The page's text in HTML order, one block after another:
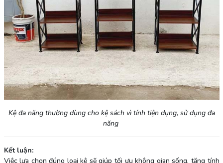
Kệ đa năng thường dùng cho kệ sách vì tính tiện dụng, sử dụng đa
năng
Kết luận:
Việc lựa chọn đúng loại kệ sẽ giúp tối ưu không gian sống, tăng tính